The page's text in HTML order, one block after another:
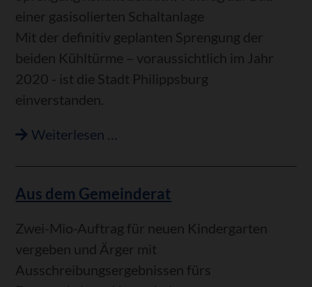
einer gasisolierten Schaltanlage
Mit der definitiv geplanten Sprengung der
beiden Kühltürme – voraussichtlich im Jahr
2020 - ist die Stadt Philippsburg
einverstanden.
Weiterlesen …
im
vorgestellt
Aus dem Gemeinderat
Zwei-Mio-Auftrag für neuen Kindergarten
vergeben und Ärger mit
Ausschreibungsergebnissen fürs